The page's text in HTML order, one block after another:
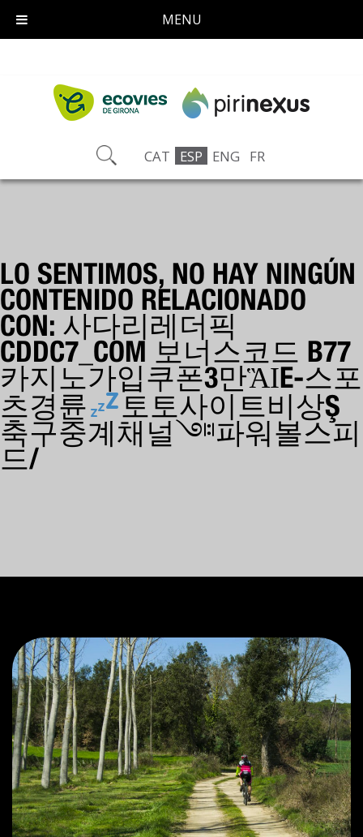
CAT ESP ENG FR
LO SENTIMOS, NO HAY NINGÚN
CONTENIDO RELACIONADO
CON: 사다리레더픽
CDDC7_COM 보너스코드 B77
카지노가입쿠폰3만ἋΙE-스포츠
경륜
토토사이트비상Ş
축구중계채널༇파워볼스피
드/
MENU